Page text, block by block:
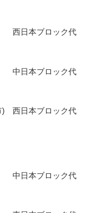
西日本ブロック代
中日本ブロック代
) 西日本ブロック代
中日本ブロック代